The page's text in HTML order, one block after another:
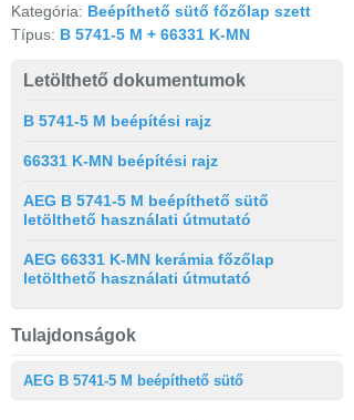
Kategória: Beépíthető sütő főzőlap szett
Típus: B 5741-5 M + 66331 K-MN
Letölthető dokumentumok
B 5741-5 M beépítési rajz
66331 K-MN beépítési rajz
AEG B 5741-5 M beépíthető sütő
letölthető használati útmutató
AEG 66331 K-MN kerámia főzőlap
letölthető használati útmutató
Tulajdonságok
AEG B 5741-5 M beépíthető sütő